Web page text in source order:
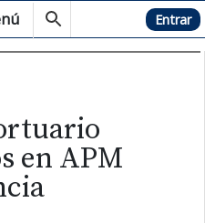
Hemeroteca Entrar
en APM